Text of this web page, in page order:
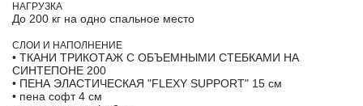
НАГРУЗКА
До 200 кг на одно спальное место
СЛОИ И НАПОЛНЕНИЕ
• ТКАНИ ТРИКОТАЖ С ОБЪЕМНЫМИ СТЕБКАМИ НА
СИНТЕПОНЕ 200
• ПЕНА ЭЛАСТИЧЕСКАЯ "FLEXY SUPPORT" 15 см
• пена софт 4 см